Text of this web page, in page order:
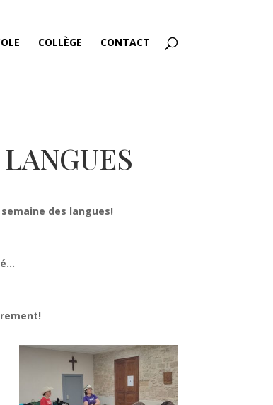
COLLÈGE CONTACT
des langues!